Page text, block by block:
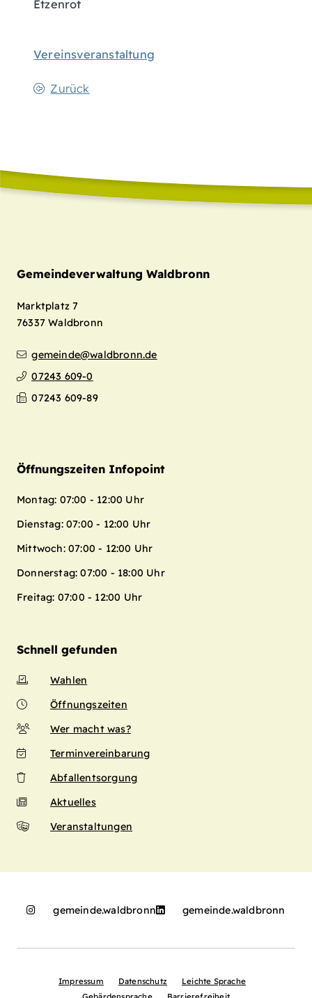
Etzenrot
Vereinsveranstaltung
Zurück
Gemeindeverwaltung Waldbronn
Marktplatz 7
76337 Waldbronn
gemeinde@waldbronn.de
07243 609-0
07243 609-89
Öffnungszeiten Infopoint
Montag: 07:00 - 12:00 Uhr
Dienstag: 07:00 - 12:00 Uhr
Mittwoch: 07:00 - 12:00 Uhr
Donnerstag: 07:00 - 18:00 Uhr
Freitag: 07:00 - 12:00 Uhr
Schnell gefunden
Wahlen
Öffnungszeiten
Wer macht was?
Terminvereinbarung
Abfallentsorgung
Aktuelles
Veranstaltungen
gemeinde.waldbronn gemeinde.waldbronn
Impressum Datenschutz
Leichte Sprache